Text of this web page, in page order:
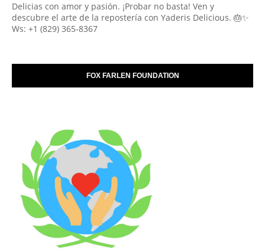
Delicias con amor y pasión. ¡Probar no basta! Ven y
descubre el arte de la repostería con Yaderis Delicious. 🎂✨
Ws: +1 (829) 365-8367
FOX FARLEN FOUNDATION